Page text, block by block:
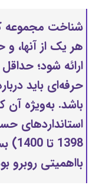
شناخت مجموعه
هر یک از آنها، و
ارائه شود؛
حرفه‌ای باید
باشد. به‌ویژه آن
استانداردهای
1398
بااهمیتی روبرو